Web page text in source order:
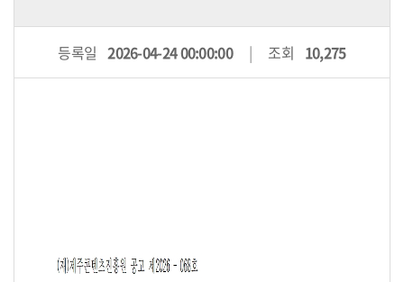
등록일 2026-04-24 00:00:00 조회 10,275